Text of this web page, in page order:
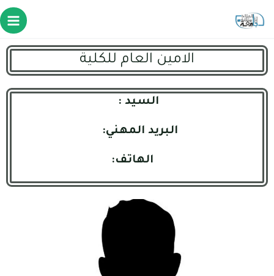
الامين العام للكلية
السيد :
البريد المهني:
الهاتف: